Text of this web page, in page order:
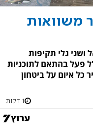
משוואות
ישראל ושני גלי תקיפות
פעל בהתאם לתוכניות
כל איום על ביטחון
1 דקות